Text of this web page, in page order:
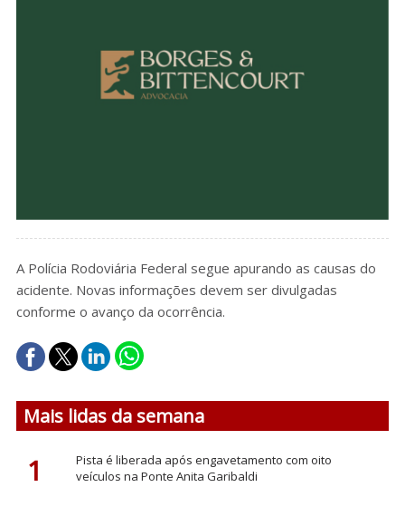
A Polícia Rodoviária Federal segue apurando as causas do
acidente. Novas informações devem ser divulgadas
conforme o avanço da ocorrência.
Mais lidas da semana
1
Pista é liberada após engavetamento com oito
veículos na Ponte Anita Garibaldi